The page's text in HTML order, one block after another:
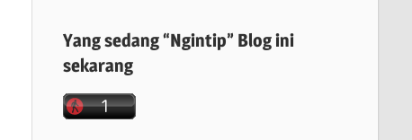
Yang sedang “Ngintip” Blog ini
sekarang